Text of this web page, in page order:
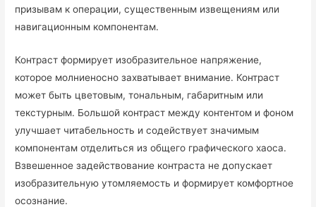
призывам к операции, существенным извещениям или
навигационным компонентам.
Контраст формирует изобразительное напряжение,
которое молниеносно захватывает внимание. Контраст
может быть цветовым, тональным, габаритным или
текстурным. Большой контраст между контентом и фоном
улучшает читабельность и содействует значимым
компонентам отделиться из общего графического хаоса.
Взвешенное задействование контраста не допускает
изобразительную утомляемость и формирует комфортное
осознание.